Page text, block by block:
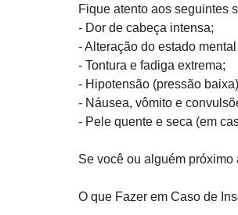
Fique atento aos seguintes
- Dor de cabeça intensa;
- Alteração do estado
- Tontura e fadiga extrema;
- Hipotensão (pressão
- Náusea, vômito e
- Pele quente e seca (em
Se você ou alguém
O que Fazer em Caso de